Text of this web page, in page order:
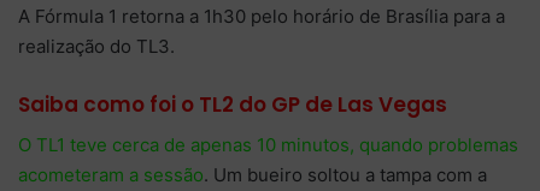
A Fórmula 1 retorna a 1h30 pelo horário de Brasília para a
realização do TL3.
Saiba como foi o TL2 do GP de Las Vegas
O TL1 teve cerca de apenas 10 minutos, quando problemas
acometeram a sessão. Um bueiro soltou a tampa com a